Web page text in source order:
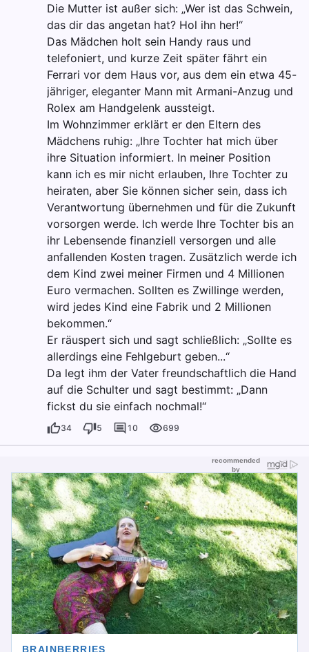
Die Mutter ist außer sich: „Wer ist das Schwein,
das dir das angetan hat? Hol ihn her!“
Das Mädchen holt sein Handy raus und
telefoniert, und kurze Zeit später fährt ein
Ferrari vor dem Haus vor, aus dem ein etwa 45-
jähriger, eleganter Mann mit Armani-Anzug und
Rolex am Handgelenk aussteigt.
Im Wohnzimmer erklärt er den Eltern des
Mädchens ruhig: „Ihre Tochter hat mich über
ihre Situation informiert. In meiner Position
kann ich es mir nicht erlauben, Ihre Tochter zu
heiraten, aber Sie können sicher sein, dass ich
Verantwortung übernehmen und für die Zukunft
vorsorgen werde. Ich werde Ihre Tochter bis an
ihr Lebensende finanziell versorgen und alle
anfallenden Kosten tragen. Zusätzlich werde ich
dem Kind zwei meiner Firmen und 4 Millionen
Euro vermachen. Sollten es Zwillinge werden,
wird jedes Kind eine Fabrik und 2 Millionen
bekommen.“
Er räuspert sich und sagt schließlich: „Sollte es
allerdings eine Fehlgeburt geben...“
Da legt ihm der Vater freundschaftlich die Hand
auf die Schulter und sagt bestimmt: „Dann
fickst du sie einfach nochmal!“
34 5 10 699